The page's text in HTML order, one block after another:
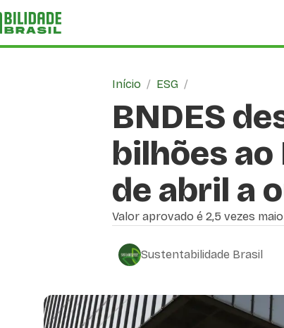
Início / ESG /
BNDES
bilhões ao
de abril a
Valor aprovado é 2,5 vezes
Sustentabilidade Brasil